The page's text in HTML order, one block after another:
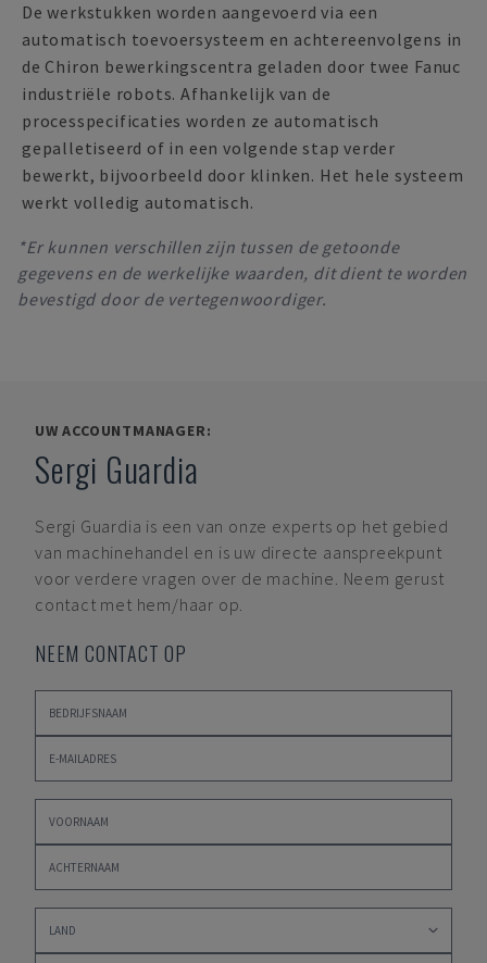
De werkstukken worden aangevoerd via een
automatisch toevoersysteem en achtereenvolgens in
de Chiron bewerkingscentra geladen door twee Fanuc
industriële robots. Afhankelijk van de
processpecificaties worden ze automatisch
gepalletiseerd of in een volgende stap verder
bewerkt, bijvoorbeeld door klinken. Het hele systeem
werkt volledig automatisch.
*Er kunnen verschillen zijn tussen de getoonde
gegevens en de werkelijke waarden, dit dient te worden
bevestigd door de vertegenwoordiger.
UW ACCOUNTMANAGER:
Sergi Guardia
Sergi Guardia is een van onze experts op het gebied
van machinehandel en is uw directe aanspreekpunt
voor verdere vragen over de machine. Neem gerust
contact met hem/haar op.
NEEM CONTACT OP